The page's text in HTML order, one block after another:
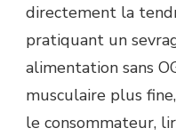
directement la
pratiquant un
alimentation sans
musculaire plus
le consommateur,